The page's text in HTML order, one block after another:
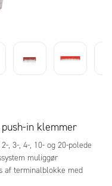
in klemmer
, 3-, 4-, 10- og 20-polede
muliggør
af terminalblokke med